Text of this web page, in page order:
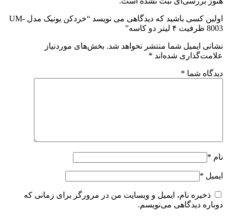
اولین کسی باشید که دیدگاهی می نویسد “خردکن یونیک مدل UM-
8003 ظرفیت ۴ لیتر دو کاسه”
نشانی ایمیل شما منتشر نخواهد شد. بخش‌های موردنیاز
علامت‌گذاری شده‌اند *
دیدگاه شما *
نام *
ایمیل *
ذخیره نام، ایمیل و وبسایت من در مرورگر برای زمانی که
دوباره دیدگاهی می‌نویسم.